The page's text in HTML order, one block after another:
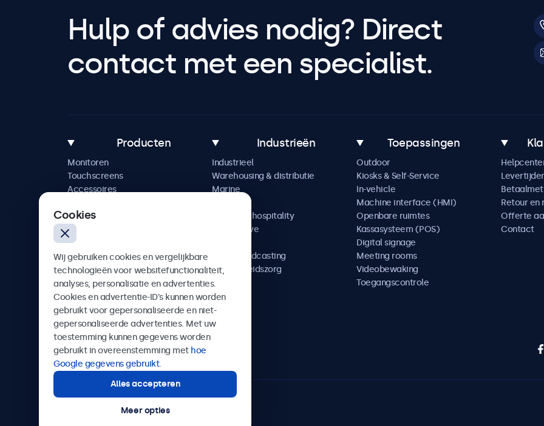
Hulp of advies nodig? Direct
contact met een specialist.
Producten
Monitoren
Touchscreens
Accessoires
Industrieën
Industrieel
Warehousing & distributie
Marine
Horeca & hospitality
Automotive
AV & Broadcasting
Gezondheidszorg
Toepassingen
Outdoor
Kiosks & Self-Service
In-vehicle
Machine interface (HMI)
Openbare ruimtes
Kassasysteem (POS)
Digital signage
Meeting rooms
Videobewaking
Toegangscontrole
Retour en
Offerte
Contact
Beetronics
Quellinstraat 49, 2018 Antwerpen, Belgïe
Cookies
Wij gebruiken cookies en vergelijkbare
technologieën voor websitefunctionaliteit,
analyses, personalisatie en advertenties.
Cookies en advertentie-ID’s kunnen worden
gebruikt voor gepersonaliseerde en niet-
gepersonaliseerde advertenties. Met uw
toestemming kunnen gegevens worden
gebruikt in overeenstemming met hoe
Google gegevens gebruikt.
Alles accepteren
Meer opties